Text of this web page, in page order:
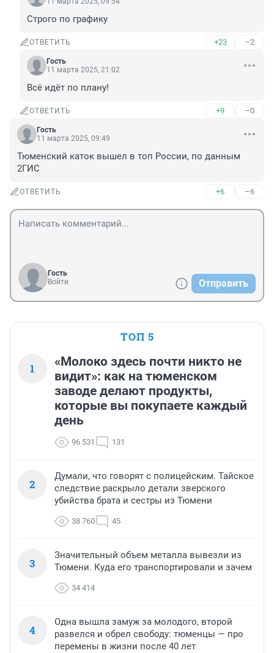
Строго по графику
ОТВЕТИТЬ +23 –2
Гость
11 марта 2025, 21:02
Всё идёт по плану!
ОТВЕТИТЬ +9 –0
Гость
11 марта 2025, 09:49
Тюменский каток вышел в топ России, по данным
2ГИС
ОТВЕТИТЬ +6 –6
Гость
Войти
Отправить
ТОП 5
1
«Молоко здесь почти никто не
видит»: как на тюменском
заводе делают продукты,
которые вы покупаете каждый
день
96 531 131
2
Думали, что говорят с полицейским. Тайское
следствие раскрыло детали зверского
убийства брата и сестры из Тюмени
38 760 45
3
Значительный объем металла вывезли из
Тюмени. Куда его транспортировали и зачем
34 414
4
Одна вышла замуж за молодого, второй
развелся и обрел свободу: тюменцы — про
перемены в жизни после 40 лет